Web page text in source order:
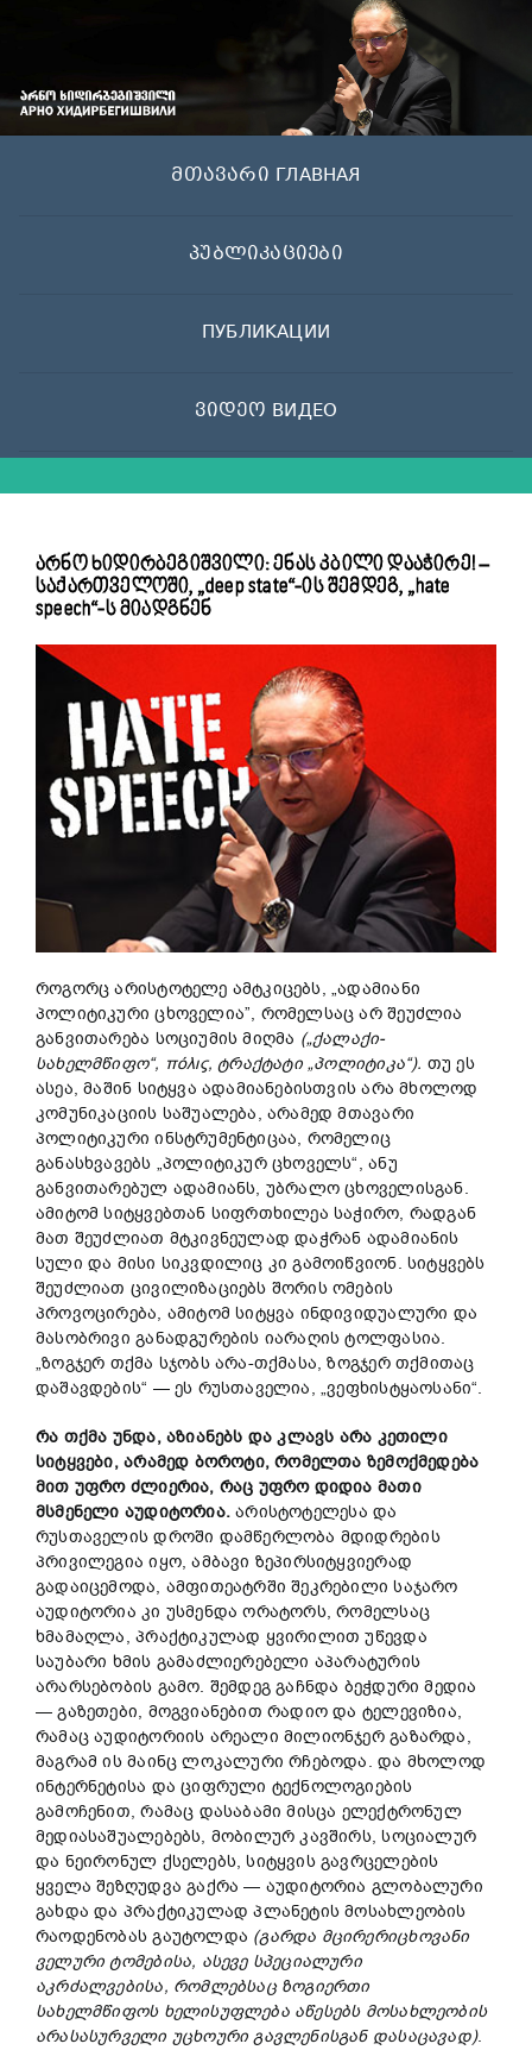
მთავარი ГЛАВНАЯ
პუბლიკაციები
ПУБЛИКАЦИИ
ვიდეო ВИДЕО
არნო ხიდირბეგიშვილი: ენას კბილი დააჭირე! –
საქართველოში, „deep state“-ის შემდეგ, „hate
speech“-ს მიადგნენ
როგორც არისტოტელე ამტკიცებს, „ადამიანი
პოლიტიკური ცხოველია”, რომელსაც არ შეუძლია
განვითარება სოციუმის მიღმა („ქალაქი-
სახელმწიფო“, πόλις,ტრაქტატი „პოლიტიკა“). თუ ეს
ასეა, მაშინ სიტყვა ადამიანებისთვის არა მხოლოდ
კომუნიკაციის საშუალება, არამედ მთავარი
პოლიტიკური ინსტრუმენტიცაა, რომელიც
განასხვავებს „პოლიტიკურ ცხოველს“, ანუ
განვითარებულ ადამიანს, უბრალო ცხოველისგან.
ამიტომ სიტყვებთან სიფრთხილეა საჭირო, რადგან
მათ შეუძლიათ მტკივნეულად დაჭრან ადამიანის
სული და მისი სიკვდილიც კი გამოიწვიონ. სიტყვებს
შეუძლიათ ცივილიზაციებს შორის ომების
პროვოცირება, ამიტომ სიტყვა ინდივიდუალური და
მასობრივი განადგურების იარაღის ტოლფასია.
„ზოგჯერ თქმა სჯობს არა-თქმასა, ზოგჯერ თქმითაც
დაშავდების“ — ეს რუსთაველია, „ვეფხისტყაოსანი“.
რა თქმა უნდა, აზიანებს და კლავს არა კეთილი
სიტყვები, არამედ ბოროტი, რომელთა ზემოქმედება
მით უფრო ძლიერია, რაც უფრო დიდია მათი
მსმენელი აუდიტორია. არისტოტელესა და
რუსთაველის დროში დამწერლობა მდიდრების
პრივილეგია იყო, ამბავი ზეპირსიტყვიერად
გადაიცემოდა, ამფითეატრში შეკრებილი საჯარო
აუდიტორია კი უსმენდა ორატორს, რომელსაც
ხმამაღლა, პრაქტიკულად ყვირილით უწევდა
საუბარი ხმის გამაძლიერებელი აპარატურის
არარსებობის გამო. შემდეგ გაჩნდა ბეჭდური მედია
— გაზეთები, მოგვიანებით რადიო და ტელევიზია,
რამაც აუდიტორიის არეალი მილიონჯერ გაზარდა,
მაგრამ ის მაინც ლოკალური რჩებოდა. და მხოლოდ
ინტერნეტისა და ციფრული ტექნოლოგიების
გამოჩენით, რამაც დასაბამი მისცა ელექტრონულ
მედიასაშუალებებს, მობილურ კავშირს, სოციალურ
და ნეირონულ ქსელებს, სიტყვის გავრცელების
ყველა შეზღუდვა გაქრა — აუდიტორია გლობალური
გახდა და პრაქტიკულად პლანეტის მოსახლეობის
რაოდენობას გაუტოლდა (გარდა მცირერიცხოვანი
ველური ტომებისა, ასევე სპეციალური
აკრძალვებისა, რომლებსაც ზოგიერთი
სახელმწიფოს ხელისუფლება აწესებს მოსახლეობის
არასასურველი უცხოური გავლენისგან დასაცავად).